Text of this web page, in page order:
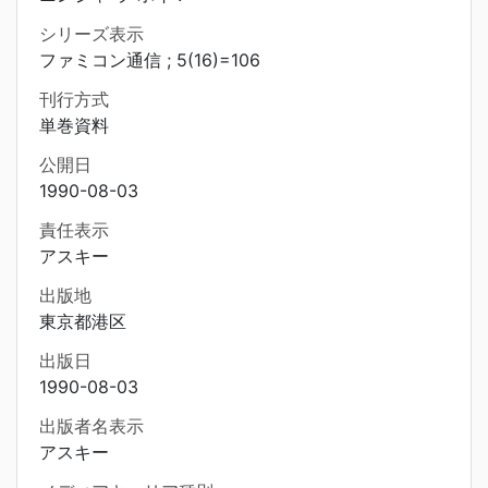
シリーズ表示
ファミコン通信 ; 5(16)=106
刊行方式
単巻資料
公開日
1990-08-03
責任表示
アスキー
出版地
東京都港区
出版日
1990-08-03
出版者名表示
アスキー